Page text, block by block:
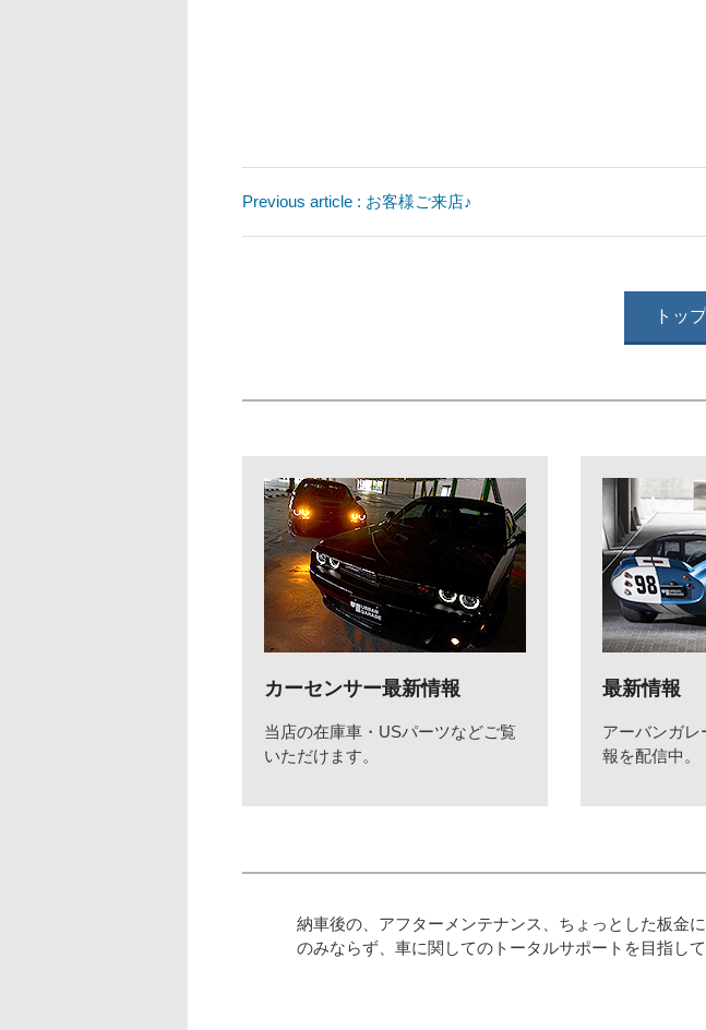
Previous article : お客様ご来店♪
トッ
カーセンサー最新情報
当店の在庫車・USパーツなどご覧
いただけます。
最新情報
アーバンガ
報を配信中。
納車後の、アフターメンテナンス、ちょっとした板金
のみならず、車に関してのトータルサポートを目指して